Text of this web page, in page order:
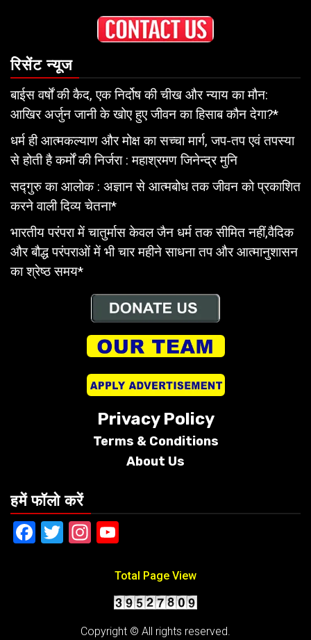
रिसेंट न्यूज
बाईस वर्षों की कैद, एक निर्दोष की चीख और न्याय का मौन:
आखिर अर्जुन जानी के खोए हुए जीवन का हिसाब कौन देगा?*
धर्म ही आत्मकल्याण और मोक्ष का सच्चा मार्ग, जप-तप एवं तपस्या
से होती है कर्मों की निर्जरा : महाश्रमण जिनेन्द्र मुनि
सद्गुरु का आलोक : अज्ञान से आत्मबोध तक जीवन को प्रकाशित
करने वाली दिव्य चेतना*
भारतीय परंपरा में चातुर्मास केवल जैन धर्म तक सीमित नहीं,वैदिक
और बौद्ध परंपराओं में भी चार महीने साधना तप और आत्मानुशासन
का श्रेष्ठ समय*
Privacy Policy
Terms & Conditions
About Us
हमें फॉलो करें
Facebook
TwitterInstagram
Total Page View
Copyright © All rights reserved.